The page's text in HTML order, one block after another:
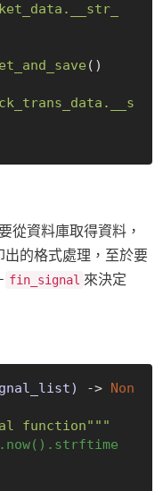
()
從資料庫取得資料，
出的格式處理，至於要
fin_signal 來決定
-> Non
function"""